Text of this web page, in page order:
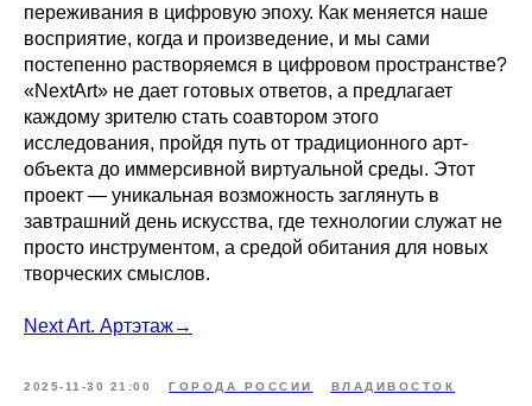
переживания в цифровую эпоху. Как меняется наше
восприятие, когда и произведение, и мы сами
постепенно растворяемся в цифровом пространстве?
«NextArt» не дает готовых ответов, а предлагает
каждому зрителю стать соавтором этого
исследования, пройдя путь от традиционного арт-
объекта до иммерсивной виртуальной среды. Этот
проект — уникальная возможность заглянуть в
завтрашний день искусства, где технологии служат не
просто инструментом, а средой обитания для новых
творческих смыслов.
Next Art. Артэтаж→
2025-11-30 21:00 ГОРОДА РОССИИ ВЛАДИВОСТОК